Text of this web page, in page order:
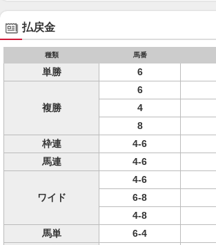
払戻金
種類 馬番
単勝 6
複勝
6
4
8
枠連
4-6
馬連
4-6
ワイド
4-6
6-8
4-8
馬単
6-4